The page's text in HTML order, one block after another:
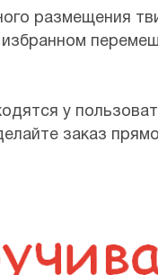
размещения
избранном
у
заказ